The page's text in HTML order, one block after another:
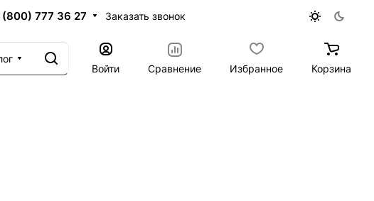
777 36 27 Заказать звонок
Войти
Сравнение Избранное Корзина